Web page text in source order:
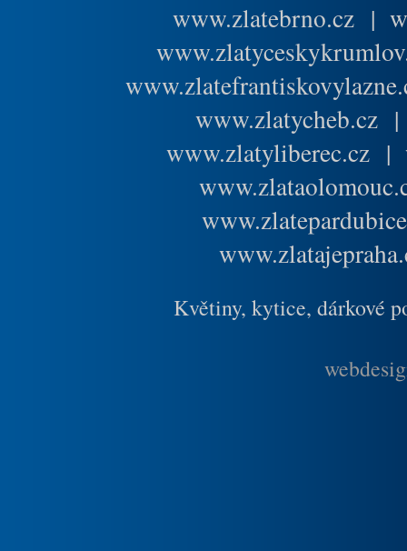
www.zlatebrno.cz |
www.zlatycheb.cz
www.zlatyliberec.cz |
Květiny, kytice, dárkové